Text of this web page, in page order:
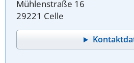
Mühlenstraße 16
29221 Celle